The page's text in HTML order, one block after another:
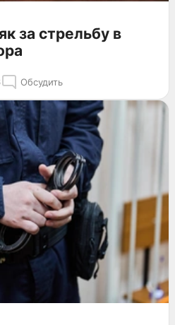
за стрельбу в
Обсудить